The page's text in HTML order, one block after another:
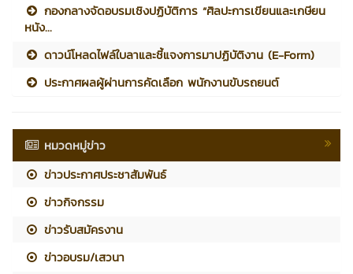
กองกลางจัดอบรมเชิงปฏิบัติการ “ศิลปะการเขียนและเกษียน
หนัง...
ดาวน์โหลดไฟล์ใบลาและชี้แจงการมาปฏิบัติงาน (E-Form)
ประกาศผลผู้ผ่านการคัดเลือก พนักงานขับรถยนต์
หมวดหมู่ข่าว
ข่าวประกาศประชาสัมพันธ์
ข่าวกิจกรรม
ข่าวรับสมัครงาน
ข่าวอบรม/เสวนา